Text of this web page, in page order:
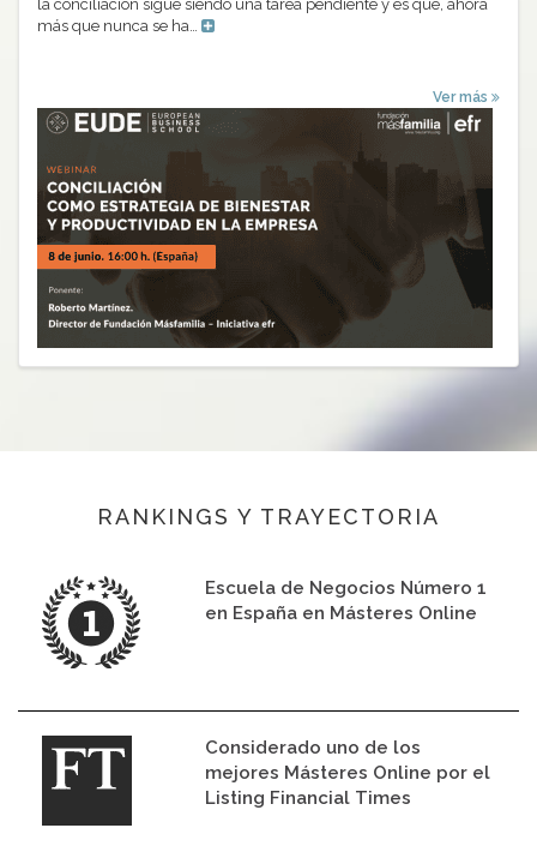
la conciliación sigue siendo una tarea pendiente y es que, ahora
más que nunca se ha…
Ver más
RANKINGS Y TRAYECTORIA
Escuela de Negocios Número 1
en España en Másteres Online
Considerado uno de los
mejores Másteres Online por el
Listing Financial Times